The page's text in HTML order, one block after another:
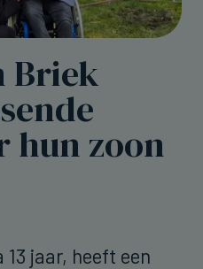
Briek
hun zoon
jaar, heeft een